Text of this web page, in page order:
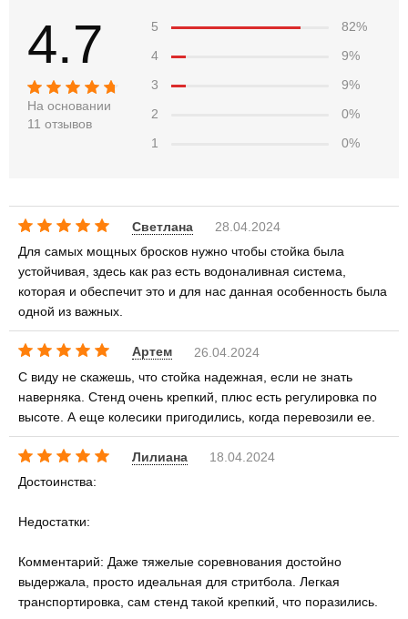
4.7
На основании
11 отзывов
5
82%
4
9%
3
9%
2
0%
1
0%
Светлана
28.04.2024
Для самых мощных бросков нужно чтобы стойка была
устойчивая, здесь как раз есть водоналивная система,
которая и обеспечит это и для нас данная особенность была
одной из важных.
Артем
26.04.2024
С виду не скажешь, что стойка надежная, если не знать
наверняка. Стенд очень крепкий, плюс есть регулировка по
высоте. А еще колесики пригодились, когда перевозили ее.
Лилиана
18.04.2024
Достоинства:
Недостатки:
Комментарий: Даже тяжелые соревнования достойно
выдержала, просто идеальная для стритбола. Легкая
транспортировка, сам стенд такой крепкий, что поразились.